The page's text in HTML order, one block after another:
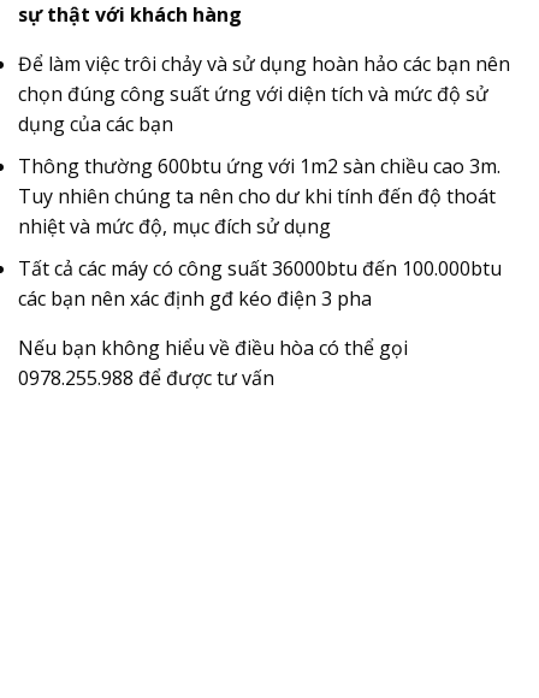
sự thật với khách hàng
Để làm việc trôi chảy và sử dụng hoàn hảo các bạn nên
chọn đúng công suất ứng với diện tích và mức độ sử
dụng của các bạn
Thông thường 600btu ứng với 1m2 sàn chiều cao 3m.
Tuy nhiên chúng ta nên cho dư khi tính đến độ thoát
nhiệt và mức độ, mục đích sử dụng
Tất cả các máy có công suất 36000btu đến 100.000btu
các bạn nên xác định gđ kéo điện 3 pha
Nếu bạn không hiểu về điều hòa có thể gọi
0978.255.988 để được tư vấn